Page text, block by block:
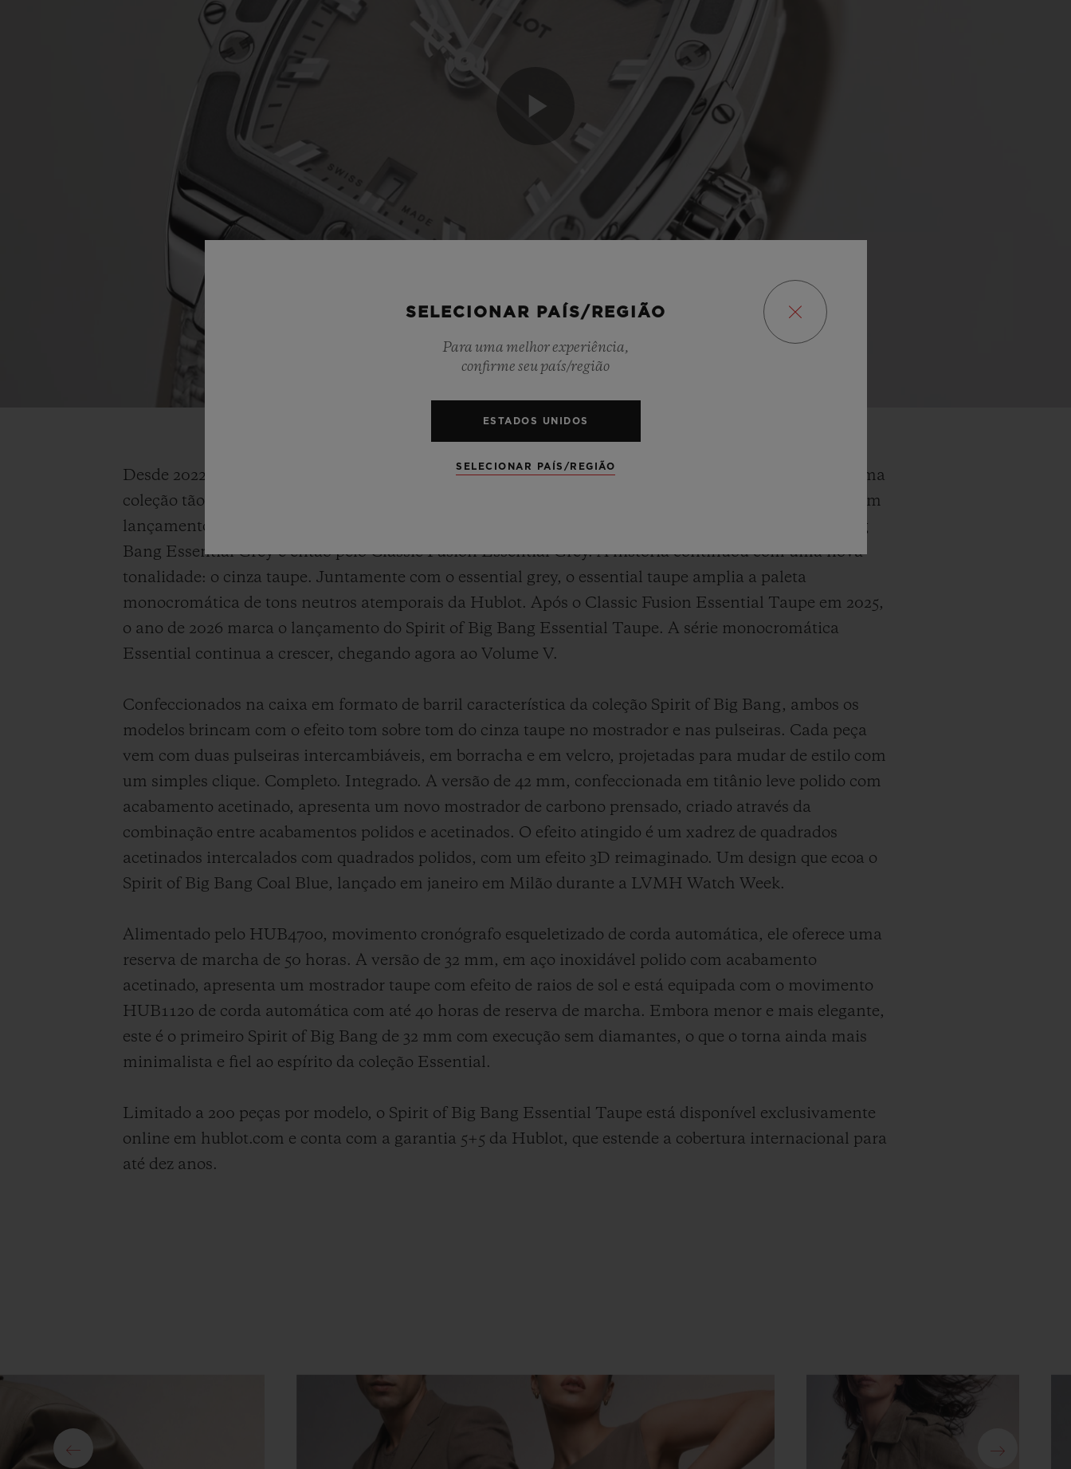
Desde 2022, cada lançamento da série Essential segue o mesmo ritmo. Um após o outro, formando uma
coleção tão consistente quanto completa. Para os colecionadores, é um momento muito aguardado, um
lançamento cobiçado. Tudo começou com o Big Bang Unico Essential Grey, seguido pelo Spirit of Big
Bang Essential Grey e então pelo Classic Fusion Essential Grey. A história continuou com uma nova
tonalidade: o cinza taupe. Juntamente com o essential grey, o essential taupe amplia a paleta
monocromática de tons neutros atemporais da Hublot. Após o Classic Fusion Essential Taupe em 2025,
o ano de 2026 marca o lançamento do Spirit of Big Bang Essential Taupe. A série monocromática
Essential continua a crescer, chegando agora ao Volume V.
Confeccionados na caixa em formato de barril característica da coleção Spirit of Big Bang, ambos os
modelos brincam com o efeito tom sobre tom do cinza taupe no mostrador e nas pulseiras. Cada peça
vem com duas pulseiras intercambiáveis, em borracha e em velcro, projetadas para mudar de estilo com
um simples clique. Completo. Integrado. A versão de 42 mm, confeccionada em titânio leve polido com
acabamento acetinado, apresenta um novo mostrador de carbono prensado, criado através da
combinação entre acabamentos polidos e acetinados. O efeito atingido é um xadrez de quadrados
acetinados intercalados com quadrados polidos, com um efeito 3D reimaginado. Um design que ecoa o
Spirit of Big Bang Coal Blue, lançado em janeiro em Milão durante a LVMH Watch Week.
Alimentado pelo HUB4700, movimento cronógrafo esqueletizado de corda automática, ele oferece uma
reserva de marcha de 50 horas. A versão de 32 mm, em aço inoxidável polido com acabamento
acetinado, apresenta um mostrador taupe com efeito de raios de sol e está equipada com o movimento
HUB1120 de corda automática com até 40 horas de reserva de marcha. Embora menor e mais elegante,
este é o primeiro Spirit of Big Bang de 32 mm com execução sem diamantes, o que o torna ainda mais
minimalista e fiel ao espírito da coleção Essential.
Limitado a 200 peças por modelo, o Spirit of Big Bang Essential Taupe está disponível exclusivamente
online em hublot.com e conta com a garantia 5+5 da Hublot, que estende a cobertura internacional para
até dez anos.
SELECIONAR PAÍS/REGIÃO
Para uma melhor experiência,
confirme seu país/região
ESTADOS UNIDOS
SELECIONAR PAÍS/REGIÃO